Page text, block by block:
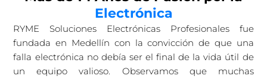
Electrónica
RYME Soluciones Electrónicas Profesionales fue
fundada en Medellín con la convicción de que una
falla electrónica no debía ser el final de la vida útil de
un equipo valioso. Observamos que muchas